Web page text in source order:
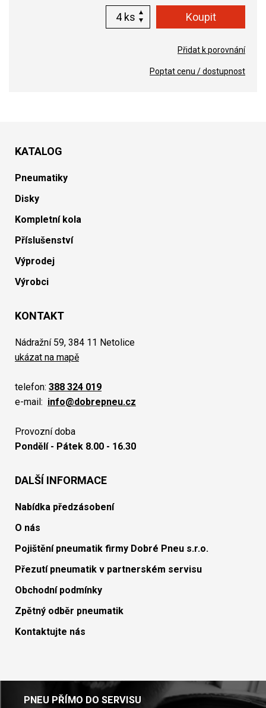
ks
Přidat k porovnání
Poptat cenu / dostupnost
KATALOG
Pneumatiky
Disky
Kompletní kola
Příslušenství
Výprodej
Výrobci
KONTAKT
Nádražní 59, 384 11 Netolice
ukázat na mapě
telefon: 388 324 019
e-mail: info@dobrepneu.cz
Provozní doba
Pondělí - Pátek 8.00 - 16.30
DALŠÍ INFORMACE
Nabídka předzásobení
O nás
Pojištění pneumatik firmy Dobré Pneu s.r.o.
Přezutí pneumatik v partnerském servisu
Obchodní podmínky
Zpětný odběr pneumatik
Kontaktujte nás
PNEU PŘÍMO DO SERVISU